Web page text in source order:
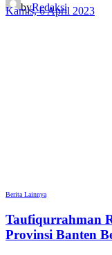
byRedaksi
Kamis, 6 April 2023
Berita Lainnya
Taufiqurrahman
Provinsi Banten